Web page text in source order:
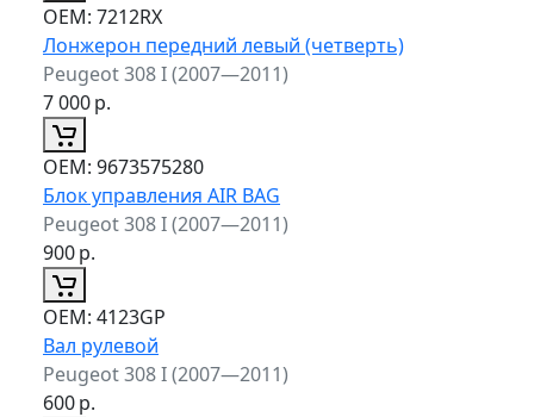
ОЕМ: 7212RX
Лонжерон передний левый (четверть)
Peugeot 308 I (2007—2011)
7 000р.
ОЕМ: 9673575280
Блок управления AIR BAG
Peugeot 308 I (2007—2011)
900р.
ОЕМ: 4123GP
Вал рулевой
Peugeot 308 I (2007—2011)
600р.